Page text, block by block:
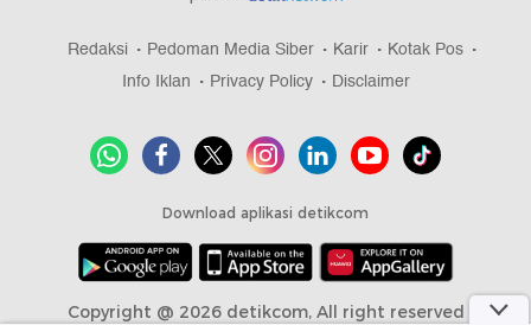
Redaksi Pedoman Media Siber Karir
Kotak Pos
Info Iklan
Privacy Policy Disclaimer
Download aplikasi detikcom
Copyright @ 2026 detikcom, All right reserved